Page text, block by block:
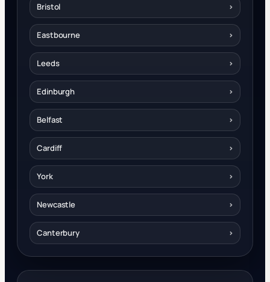
Bristol ›
Eastbourne ›
Leeds ›
Edinburgh ›
Belfast ›
Cardiff ›
York ›
Newcastle ›
Canterbury ›